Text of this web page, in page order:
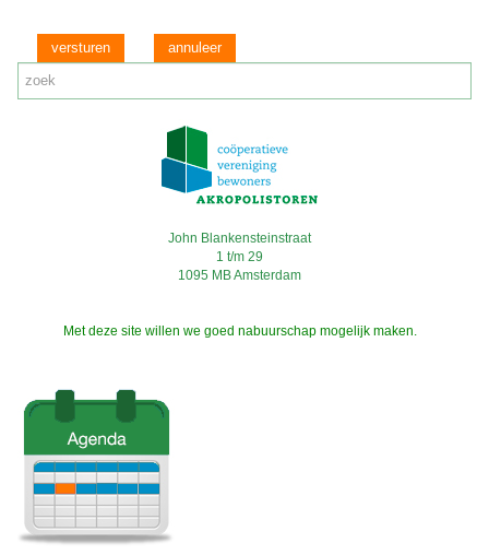
versturen
John Blankensteinstraat
1 t/m 29
1095 MB Amsterdam
Met deze site willen we goed nabuurschap mogelijk maken.